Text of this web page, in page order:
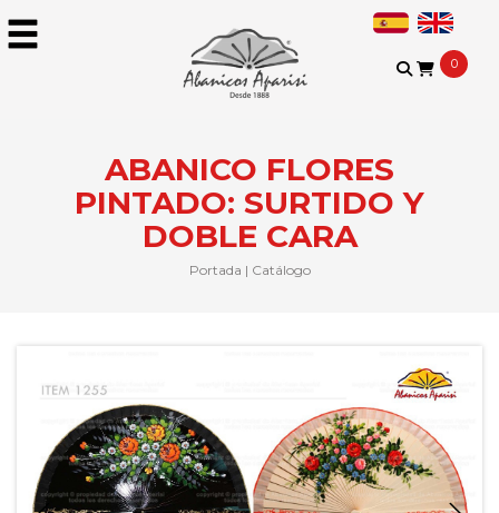
0
ABANICO FLORES
PINTADO: SURTIDO Y
DOBLE CARA
Portada | Catálogo